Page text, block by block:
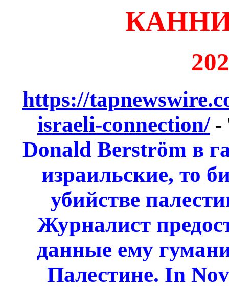
https://
israeli-connection/-
Donald Berström в
израильские, то
убийстве
Журналист
данные ему
Палестине. In